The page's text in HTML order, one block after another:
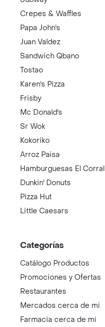
Crepes & Waffles
Papa John's
Juan Valdez
Sandwich Qbano
Tostao
Karen's Pizza
Frisby
Mc Donald's
Sr Wok
Kokoriko
Arroz Paisa
Hamburguesas El Corral
Dunkin' Donuts
Pizza Hut
Little Caesars
Categorías
Catálogo Productos
Promociones y Ofertas
Restaurantes
Mercados cerca de mi
Farmacia cerca de mi